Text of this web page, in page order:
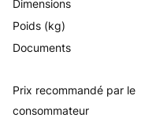
Dimensions
Poids (kg)
Documents
Prix recommandé par le
consommateur